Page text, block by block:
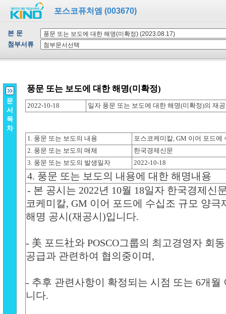
포스코퓨처엠 (003670)
본 문
첨부서류
문
서
목
차